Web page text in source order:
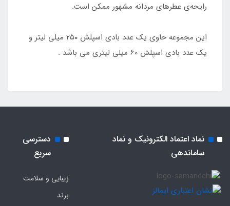
رایحه‌ی عطرهای مردانه مشهور ممکن است.
این مجموعه حاوی یک عدد بادی اسپلش ۲۵۰ میلی لیتر و
یک عدد بادی اسپلش 60 میلی لیتری می باشد .
نماد اعتماد الکترونیک و نماد
ساماندهی
دسترسی
سریع
زیبایی و سلامت
برند